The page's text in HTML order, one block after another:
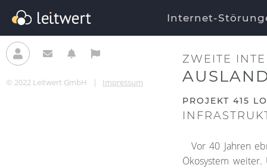
Internet-
© 2022 Leitwert GmbH | Impressum
ZWEITE
PROJEKT 415
Vor 40 Jahren
Ökosystem